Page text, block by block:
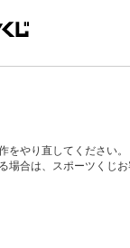
をやり直してください。
場合は、スポーツくじ